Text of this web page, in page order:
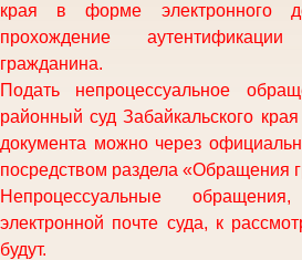
края в форме электронного
прохождение
гражданина.
Подать непроцессуальное
районный суд Забайкальского края
документа можно через
посредством раздела «Обращения
Непроцессуальные
электронной почте суда, к
будут.